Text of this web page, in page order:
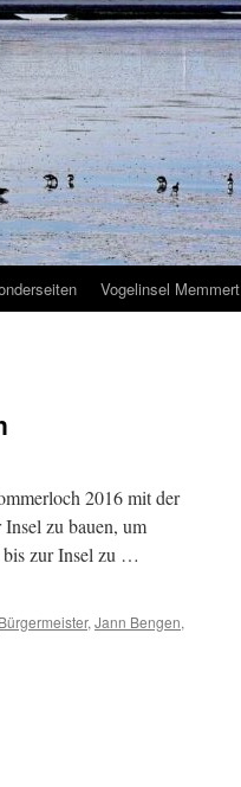
Vogelinsel Memmert
2016 mit der
zu bauen, um
bis zur Insel zu …
Bürgermeister, Jann Bengen,